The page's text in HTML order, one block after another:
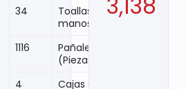
34
Toallas papel
manos
1116
Pañales
(Piezas)
4
Cajas de